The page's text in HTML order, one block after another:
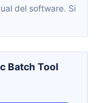
del software. Si
Batch Tool